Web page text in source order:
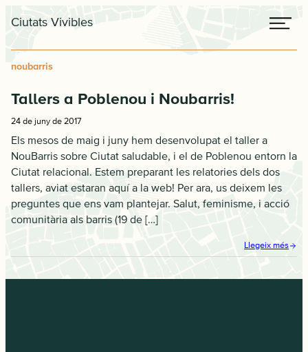
to
navigation
to
content
Ciutats Vivibles
noubarris
Tallers a Poblenou i Noubarris!
24 de juny de 2017
Els mesos de maig i juny hem desenvolupat el taller a
NouBarris sobre Ciutat saludable, i el de Poblenou entorn la
Ciutat relacional. Estem preparant les relatories dels dos
tallers, aviat estaran aquí a la web! Per ara, us deixem les
preguntes que ens vam plantejar. Salut, feminisme, i acció
comunitària als barris (19 de […]
Llegeix més